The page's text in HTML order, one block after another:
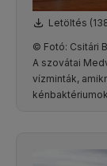
Letöltés
© Fotó: Csitári
A szovátai
vízminták,